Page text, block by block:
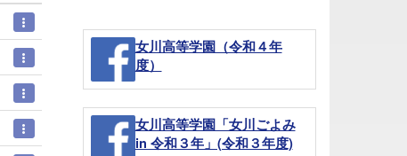
女川高等学園（令和４年
度）
女川高等学園「女川ごよみ
in 令和３年」(令和３年度)